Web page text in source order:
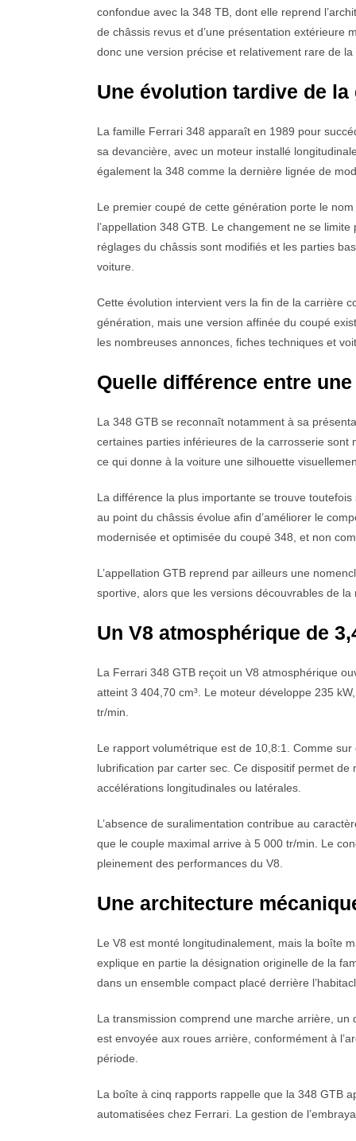
confondue avec la 348 TB, dont elle reprend
de châssis revus et d’une présentation extérieure
donc une version précise et relativement rare de la
Une évolution tardive de la
La famille Ferrari 348 apparaît en 1989 pour
sa devancière, avec un moteur installé
également la 348 comme la dernière lignée de
Le premier coupé de cette génération porte le
l’appellation 348 GTB. Le changement ne se
réglages du châssis sont modifiés et les parties
voiture.
Cette évolution intervient vers la fin de la carrière
génération, mais une version affinée du coupé
les nombreuses annonces, fiches techniques et
Quelle différence entre
La 348 GTB se reconnaît notamment à sa
certaines parties inférieures de la carrosserie
ce qui donne à la voiture une silhouette
La différence la plus importante se trouve
au point du châssis évolue afin d’améliorer le
modernisée et optimisée du coupé 348, et non
L’appellation GTB reprend par ailleurs une
sportive, alors que les versions découvrables de
Un V8 atmosphérique de
La Ferrari 348 GTB reçoit un V8 atmosphérique
atteint 3 404,70 cm³. Le moteur développe 235
tr/min.
Le rapport volumétrique est de 10,8:1. Comme
lubrification par carter sec. Ce dispositif permet
accélérations longitudinales ou latérales.
L’absence de suralimentation contribue au
que le couple maximal arrive à 5 000 tr/min. Le
pleinement des performances du V8.
Une architecture
Le V8 est monté longitudinalement, mais la boîte
explique en partie la désignation originelle de la
dans un ensemble compact placé derrière
La transmission comprend une marche arrière,
est envoyée aux roues arrière, conformément à
période.
La boîte à cinq rapports rappelle que la 348 GTB
automatisées chez Ferrari. La gestion de